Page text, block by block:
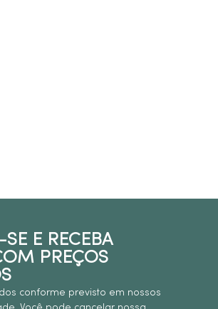
E RECEBA
PREÇOS
conforme previsto em nossos